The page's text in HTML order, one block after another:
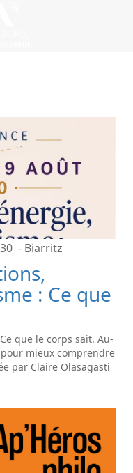
- Biarritz
: Ce que
que le corps sait. Au-
mieux comprendre
par Claire Olasagasti